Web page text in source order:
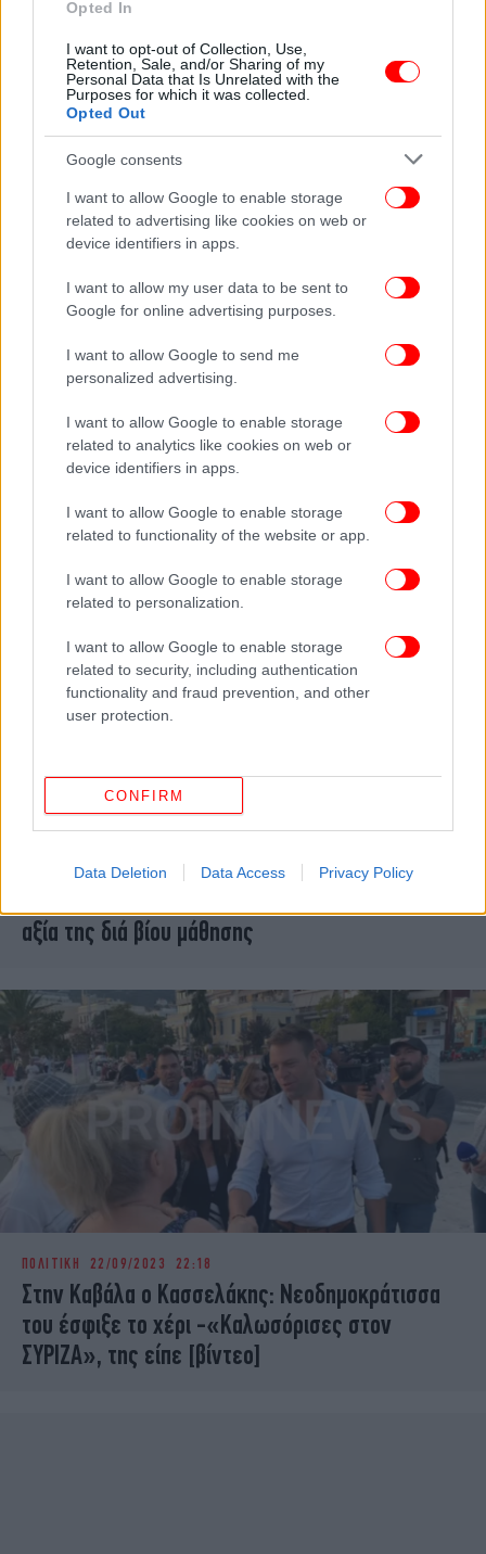
Opted In
I want to opt-out of Collection, Use,
Retention, Sale, and/or Sharing of my
Personal Data that Is Unrelated with the
Purposes for which it was collected.
Opted Out
Google consents
I want to allow Google to enable storage
related to advertising like cookies on web or
device identifiers in apps.
I want to allow my user data to be sent to
Google for online advertising purposes.
I want to allow Google to send me
personalized advertising.
I want to allow Google to enable storage
related to analytics like cookies on web or
device identifiers in apps.
I want to allow Google to enable storage
related to functionality of the website or app.
I want to allow Google to enable storage
related to personalization.
I want to allow Google to enable storage
related to security, including authentication
functionality and fraud prevention, and other
user protection.
CONFIRM
Data Deletion Data Access Privacy Policy
ΑΣΕΠ: Αιτήσεις από 1 Σεπτεμβρίου για κατάταξη
υποψήφιων εκπαιδευτικών Ειδικής Αγωγής και
Εκπαίδευσης
ΕΛΛΑΔΑ 31/08/2024 10:59
Προσλήψεις 8.553 αναπληρωτών σε γενική και
ειδική Αγωγή - 5.539 μπήκαν στο ειδικό
εκπαιδευτικό προσωπικό
01/04/2024 10:30
αξία της διά βίου μάθησης
ΠΟΛΙΤΙΚΗ 22/09/2023 22:18
Στην Καβάλα ο Κασσελάκης: Νεοδημοκράτισσα
του έσφιξε το χέρι -«Καλωσόρισες στον
ΣΥΡΙΖΑ», της είπε [βίντεο]